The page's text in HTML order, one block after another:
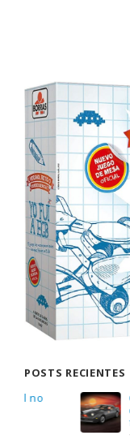
POSTS RECIENTES
Gana
que
18